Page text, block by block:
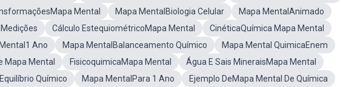
Mental Mapa MentalBiologia Celular
Mapa MentalAnimado
Cálculo EstequiométricoMapa Mental
CinéticaQuímica Mapa Mental
Ano Mapa MentalBalanceamento Químico
Mapa Mental QuimicaEnem
Mapa Mental FisicoquimicaMapa Mental
Água E Sais MineraisMapa Mental
Químico Mapa MentalPara 1 Ano
Ejemplo DeMapa Mental De Química